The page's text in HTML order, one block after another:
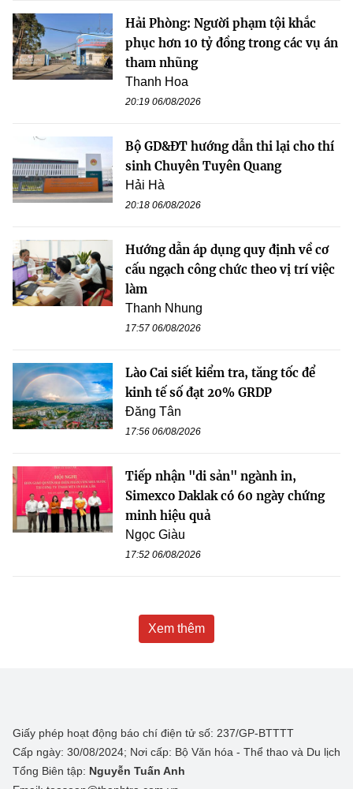
Hải Phòng: Người phạm tội khắc
phục hơn 10 tỷ đồng trong các vụ án
tham nhũng
Thanh Hoa
20:19 06/08/2026
Bộ GD&ĐT hướng dẫn thi lại cho thí
sinh Chuyên Tuyên Quang
Hải Hà
20:18 06/08/2026
Hướng dẫn áp dụng quy định về cơ
cấu ngạch công chức theo vị trí việc
làm
Thanh Nhung
17:57 06/08/2026
Lào Cai siết kiểm tra, tăng tốc để
kinh tế số đạt 20% GRDP
Đăng Tân
17:56 06/08/2026
Tiếp nhận "di sản" ngành in,
Simexco Daklak có 60 ngày chứng
minh hiệu quả
Ngọc Giàu
17:52 06/08/2026
Xem thêm
Giấy phép hoạt động báo chí điện tử số: 237/GP-BTTTT
Cấp ngày: 30/08/2024; Nơi cấp: Bộ Văn hóa - Thể thao và Du lịch
Tổng Biên tập: Nguyễn Tuấn Anh